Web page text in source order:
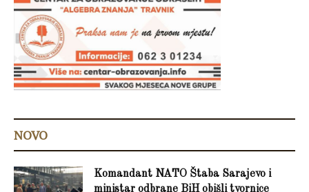
NOVO
Komandant NATO Štaba Sarajevo i
ministar odbrane BiH obišli tvornice